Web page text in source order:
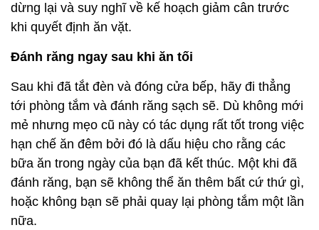
dừng lại và suy nghĩ về kế hoạch giảm cân trước
khi quyết định ăn vặt.
Đánh răng ngay sau khi ăn tối
Sau khi đã tắt đèn và đóng cửa bếp, hãy đi thẳng
tới phòng tắm và đánh răng sạch sẽ. Dù không mới
mẻ nhưng mẹo cũ này có tác dụng rất tốt trong việc
hạn chế ăn đêm bởi đó là dấu hiệu cho rằng các
bữa ăn trong ngày của bạn đã kết thúc. Một khi đã
đánh răng, bạn sẽ không thể ăn thêm bất cứ thứ gì,
hoặc không bạn sẽ phải quay lại phòng tắm một lần
nữa.